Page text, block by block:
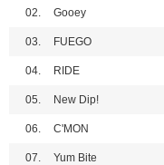
02. Gooey
03. FUEGO
04. RIDE
05. New Dip!
06. C'MON
07. Yum Bite